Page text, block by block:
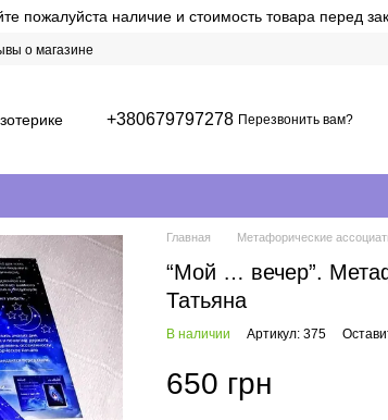
пожалуйста наличие и стоимость товара перед
о магазине
+380679797278 Перезвонить вам?
Главная Метафорические
“Мой … вечер”.
Татьяна
В наличии Артикул: 375
650 грн